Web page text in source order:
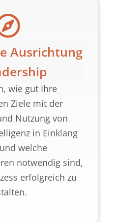
Ausrichtung
wie gut Ihre
Ziele mit der
Nutzung von
in Einklang
welche
notwendig sind,
erfolgreich zu